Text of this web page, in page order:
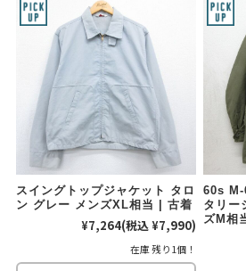
Search by Particular こだわり
Search by Sizeサイズから探す（
ジャケット XS M
スウェット XS
長袖シャツ XS S M
XS S
スイングトップジャケット タロ
ン グレー メンズXL相当 | 古着
¥7,264(税込 ¥7,990)
在庫 残り1個！
60s M-
タリー
ズM相